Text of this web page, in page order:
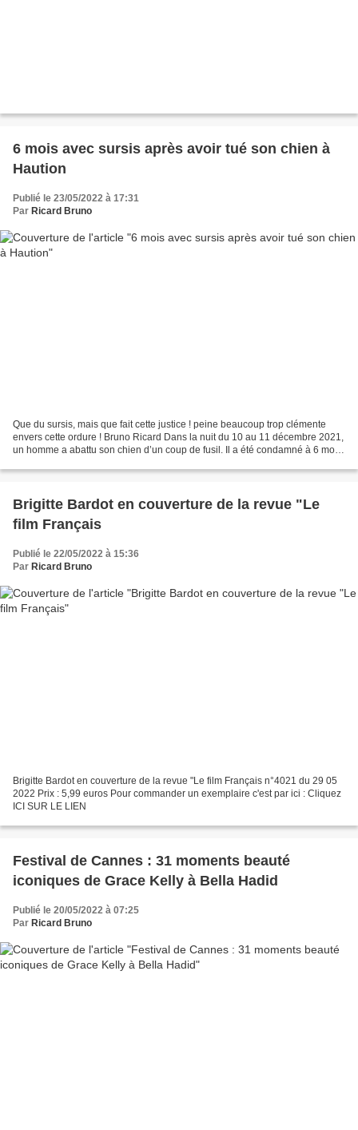
6 mois avec sursis après avoir tué son chien à
Haution
Publié le 23/05/2022 à 17:31
Par Ricard Bruno
Que du sursis, mais que fait cette justice ! peine beaucoup trop clémente
envers cette ordure ! Bruno Ricard Dans la nuit du 10 au 11 décembre 2021,
un homme a abattu son chien d’un coup de fusil. Il a été condamné à 6 mois
Brigitte Bardot en couverture de la revue "Le
film Français
Publié le 22/05/2022 à 15:36
Par Ricard Bruno
Brigitte Bardot en couverture de la revue "Le film Français n°4021 du 29 05
2022 Prix : 5,99 euros Pour commander un exemplaire c'est par ici : Cliquez
ICI SUR LE LIEN
Festival de Cannes : 31 moments beauté
iconiques de Grace Kelly à Bella Hadid
Publié le 20/05/2022 à 07:25
Par Ricard Bruno